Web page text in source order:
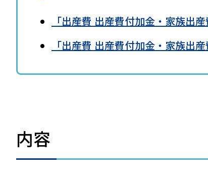
「出産費 出産費付加金・家族出
「出産費 出産費付加金・家族出
内容